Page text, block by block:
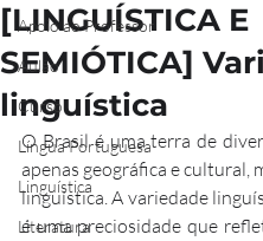
Apoio ao Professor
Aulão
Curso
Língua Portuguesa
Linguística
Literatura
[LINGUÍSTICA E
SEMIÓTICA]
linguística
O Brasil é uma terra de
apenas geográfica e cultural,
linguística. A variedade
é uma preciosidade que